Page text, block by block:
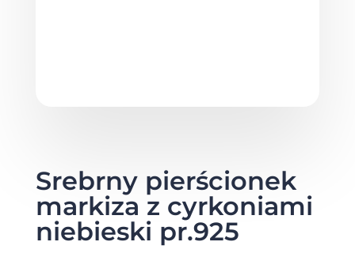
Srebrny pierścionek
markiza z cyrkoniami
niebieski pr.925